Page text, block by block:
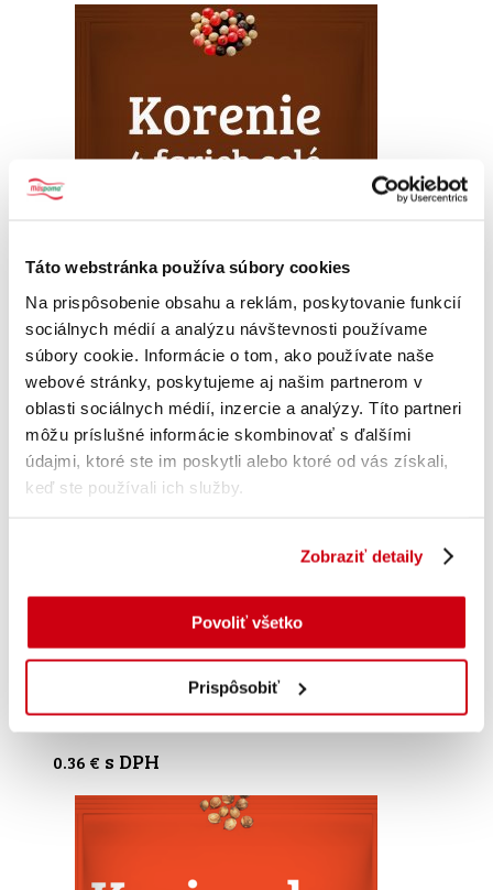
Táto webstránka používa súbory cookies
Na prispôsobenie obsahu a reklám, poskytovanie funkcií
sociálnych médií a analýzu návštevnosti používame
súbory cookie. Informácie o tom, ako používate naše
webové stránky, poskytujeme aj našim partnerom v
oblasti sociálnych médií, inzercie a analýzy. Títo partneri
môžu príslušné informácie skombinovať s ďalšími
údajmi, ktoré ste im poskytli alebo ktoré od vás získali,
keď ste používali ich služby.
Zobraziť detaily
Povoliť všetko
Prispôsobiť
Pridať do košíka
Škorica celá 3ks
0.36 € s DPH